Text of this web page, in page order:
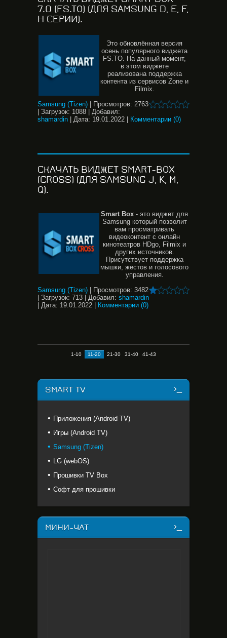
7.0 (FS.TO) (ДЛЯ SAMSUNG D, E, F,
H СЕРИИ).
Это обновлённая версия
осень популярного виджета
FS.TO. На данный момент,
в этом виджете
реализована поддержка
контента из сервисов Zone и
Filmix.
Samsung (Tizen)
Просмотров: 2763
Загрузок: 1088
Добавил:
shamardin
Дата: 19.01.2022 Комментарии (0)
СКАЧАТЬ ВИДЖЕТ SMART-BOX
(CROSS) (ДЛЯ SAMSUNG J, K, M,
Q).
Smart Box - это виджет для
Samsung который позволит
вам просматривать
видеоконтент с онлайн
кинотеатров HDgo, Filmix и
других источников.
Присутствует поддержка
мышки, жестов и голосового
управления.
Samsung (Tizen)
Просмотров: 3482
Загрузок: 713 Добавил: shamardin
Дата: 19.01.2022 Комментарии (0)
1-10 11-20 21-30 31-40 41-43
SMART TV
Приложения (Android TV)
Игры (Android TV)
Samsung (Tizen)
LG (webOS)
Прошивки TV Box
Софт для прошивки
МИНИ-ЧАТ